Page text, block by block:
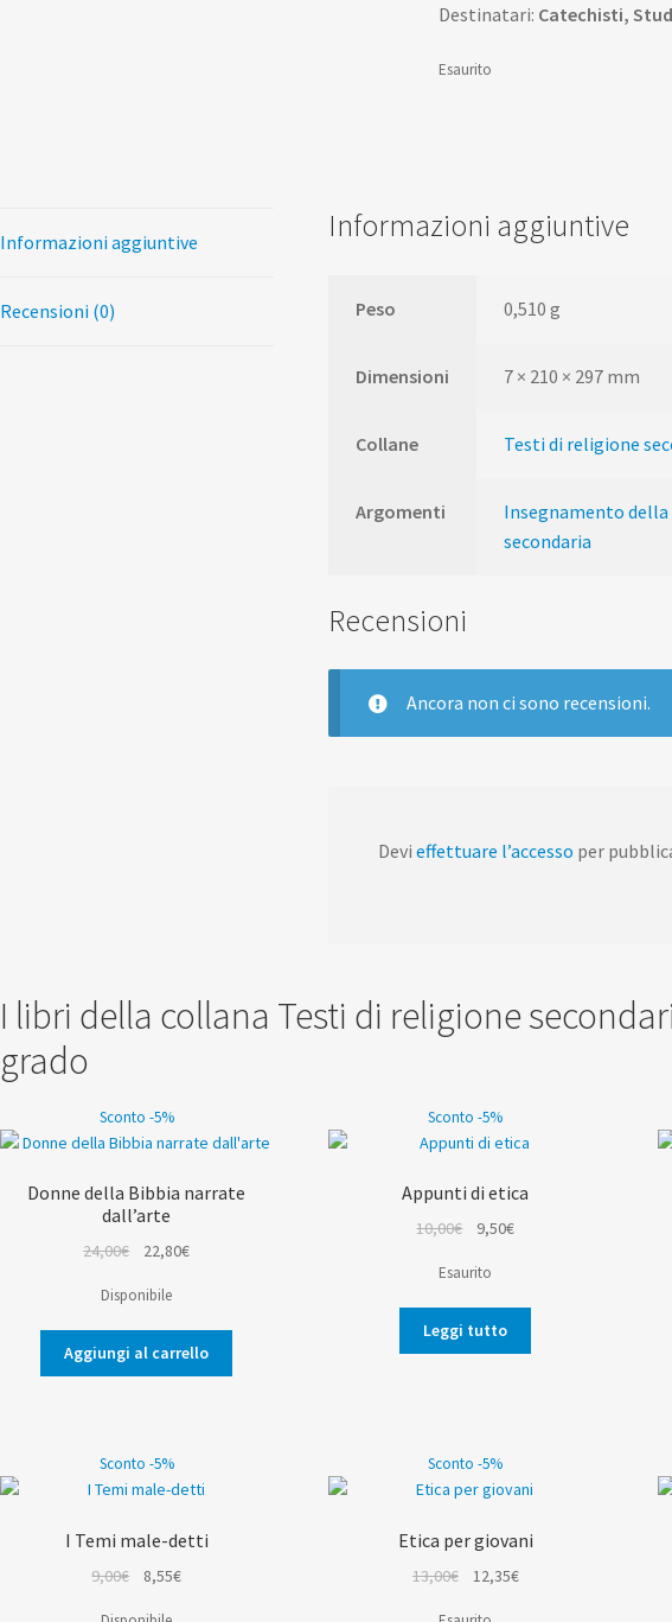
Destinatari: Catechisti,
Esaurito
Informazioni aggiuntive
Recensioni (0)
Informazioni aggiuntive
Peso 0,510 g
Dimensioni 7 × 210 × 297 mm
Collane Testi di religione
Argomenti Insegnamento
secondaria
Recensioni
Ancora non ci sono recensioni.
Devieffettuare l’accesso per
I libri della collana Testi di religione
grado
Sconto -5%
Donne della Bibbia narrate
dall’arte
24,00€
originale
era:
24,00€.
22,80€Il
è:
22,80€.
Disponibile
Aggiungi al carrello
Sconto -5%
Appunti di etica
10,00€
originale
era:
10,00€.
9,50€Il
è:
Esaurito
Leggi tutto
Sconto -5%
I Temi male-detti
9,00€ 8,55€Il
Sconto -5%
Etica per giovani
13,00€ 12,35€Il